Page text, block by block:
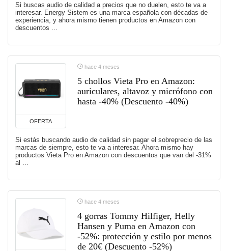
Si buscas audio de calidad a precios que no duelen, esto te va a
interesar. Energy Sistem es una marca española con décadas de
experiencia, y ahora mismo tienen productos en Amazon con
descuentos ...
OFERTA
hace 4 meses
5 chollos Vieta Pro en Amazon:
auriculares, altavoz y micrófono con
hasta -40% (Descuento -40%)
Si estás buscando audio de calidad sin pagar el sobreprecio de las
marcas de siempre, esto te va a interesar. Ahora mismo hay
productos Vieta Pro en Amazon con descuentos que van del -31%
al ...
hace 4 meses
4 gorras Tommy Hilfiger, Helly
Hansen y Puma en Amazon con
-52%: protección y estilo por menos
de 20€ (Descuento -52%)